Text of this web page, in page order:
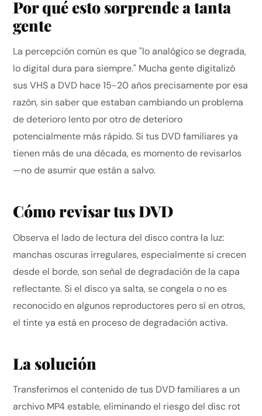
Por qué esto sorprende a tanta
gente
La percepción común es que "lo analógico se degrada,
lo digital dura para siempre." Mucha gente digitalizó
sus VHS a DVD hace 15-20 años precisamente por esa
razón, sin saber que estaban cambiando un problema
de deterioro lento por otro de deterioro
potencialmente más rápido. Si tus DVD familiares ya
tienen más de una década, es momento de revisarlos
—no de asumir que están a salvo.
Cómo revisar tus DVD
Observa el lado de lectura del disco contra la luz:
manchas oscuras irregulares, especialmente si crecen
desde el borde, son señal de degradación de la capa
reflectante. Si el disco ya salta, se congela o no es
reconocido en algunos reproductores pero sí en otros,
el tinte ya está en proceso de degradación activa.
La solución
Transferimos el contenido de tus DVD familiares a un
archivo MP4 estable, eliminando el riesgo del disc rot